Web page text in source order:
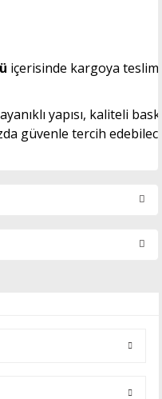
içerisinde kargoya
yapısı, kaliteli
güvenle tercih